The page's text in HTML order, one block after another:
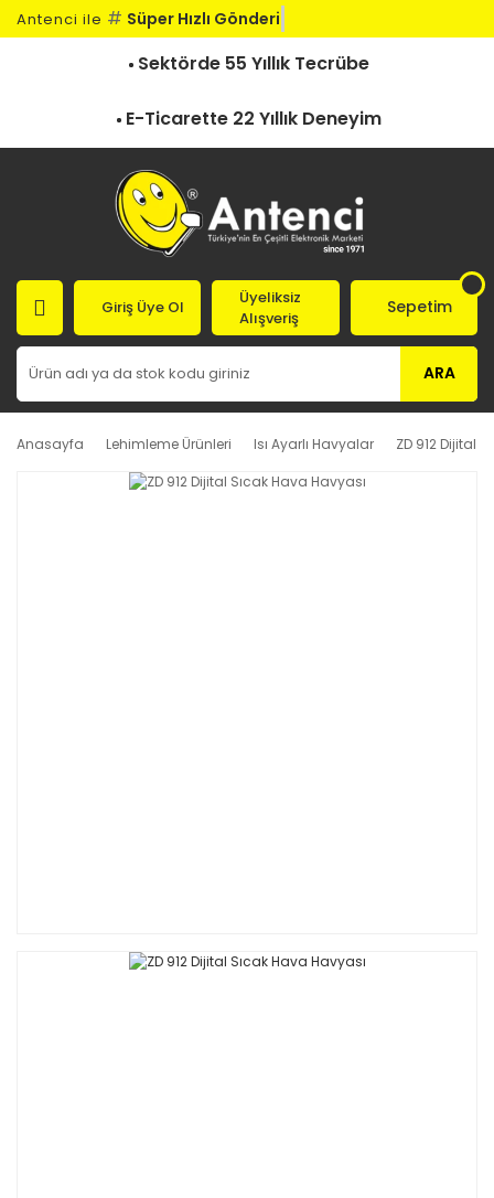
Antenci ile # Süper Hızlı Gönderi
Sektörde 55 Yıllık Tecrübe
E-Ticarette 22 Yıllık Deneyim
ARA
Giriş Üye Ol
Üyeliksiz
Alışveriş
Sepetim
Anasayfa Lehimleme Ürünleri Isı Ayarlı Havyalar ZD 912 Dijital